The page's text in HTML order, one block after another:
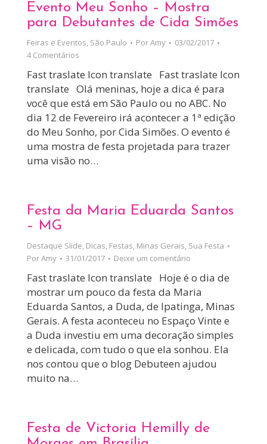
Evento Meu Sonho – Mostra
para Debutantes de Cida Simões
Feiras e Eventos, São Paulo PorAmy
03/02/2017
4 Comentários
Fast traslate Icon translate Fast traslate Icon
translate Olá meninas, hoje a dica é para
você que está em São Paulo ou no ABC. No
dia 12 de Fevereiro irá acontecer a 1ª edição
do Meu Sonho, por Cida Simões. O evento é
uma mostra de festa projetada para trazer
uma visão no…
Festa da Maria Eduarda Santos
– MG
Destaque Slide, Dicas, Festas, Minas Gerais, Sua Festa
PorAmy 31/01/2017 Deixe um comentário
Fast traslate Icon translate Hoje é o dia de
mostrar um pouco da festa da Maria
Eduarda Santos, a Duda, de Ipatinga, Minas
Gerais. A festa aconteceu no Espaço Vinte e
a Duda investiu em uma decoração simples
e delicada, com tudo o que ela sonhou. Ela
nos contou que o blog Debuteen ajudou
muito na…
Festa de Victoria Hemilly de